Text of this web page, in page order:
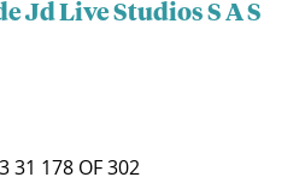
Jd Live Studios S A S
31 178 OF 302